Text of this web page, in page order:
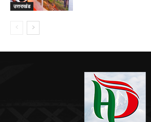
उत्तराखंड